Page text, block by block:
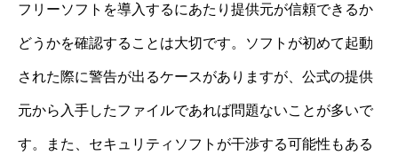
フリーソフトを導入するにあたり提供元が信頼できるか
どうかを確認することは大切です。ソフトが初めて起動
された際に警告が出るケースがありますが、公式の提供
元から入手したファイルであれば問題ないことが多いで
す。また、セキュリティソフトが干渉する可能性もある